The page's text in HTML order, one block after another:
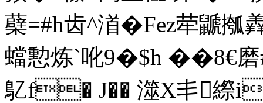
蘗=#h齿^渞�Fez荦
蟷憅炼`吪9�$h ��8€磨
鳦f� J�� 澨X丯縩